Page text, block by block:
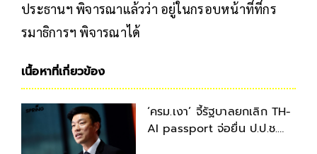
ประธานฯ พิจารณาแล้วว่า อยู่ในกรอบหน้าที่ที่กร
รมาธิการฯ พิจารณาได้
เนื้อหาที่เกี่ยวข้อง
‘ครม.เงา’ จี้รัฐบาลยกเลิก TH-
AI passport จ่อยื่น ป.ป.ช.